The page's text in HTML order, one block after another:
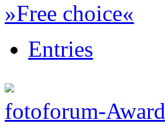
»Free choice«
Entries
fotoforum-Award